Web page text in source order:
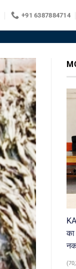
+91 6387884714
का